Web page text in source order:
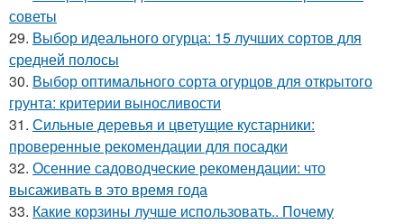
советы
29. Выбор идеального огурца: 15 лучших сортов для
средней полосы
30. Выбор оптимального сорта огурцов для открытого
грунта: критерии выносливости
31. Сильные деревья и цветущие кустарники:
проверенные рекомендации для посадки
32. Осенние садоводческие рекомендации: что
высаживать в это время года
33. Какие корзины лучше использовать.. Почему